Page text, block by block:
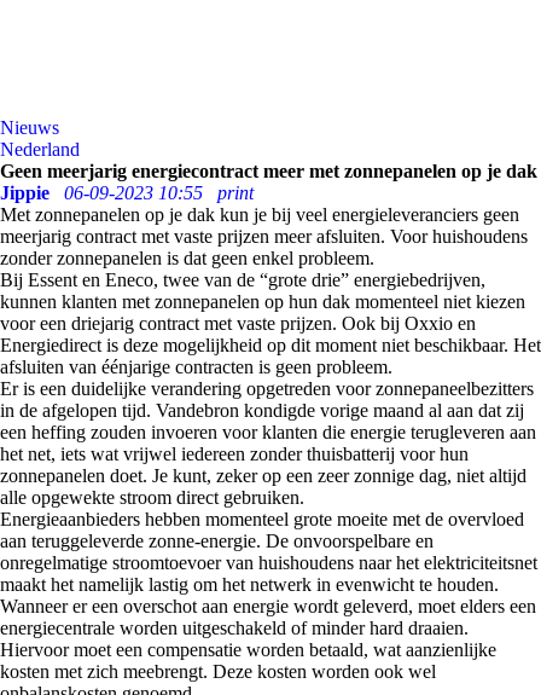
Nieuws
Nederland
Geen meerjarig energiecontract meer met zonnepanelen op je dak
Jippie
06-09-2023 10:55
print
Met zonnepanelen op je dak kun je bij veel energieleveranciers geen
meerjarig contract met vaste prijzen meer afsluiten. Voor huishoudens
zonder zonnepanelen is dat geen enkel probleem.
Bij Essent en Eneco, twee van de “grote drie” energiebedrijven,
kunnen klanten met zonnepanelen op hun dak momenteel niet kiezen
voor een driejarig contract met vaste prijzen. Ook bij Oxxio en
Energiedirect is deze mogelijkheid op dit moment niet beschikbaar. Het
afsluiten van éénjarige contracten is geen probleem.
Er is een duidelijke verandering opgetreden voor zonnepaneelbezitters
in de afgelopen tijd. Vandebron kondigde vorige maand al aan dat zij
een heffing zouden invoeren voor klanten die energie terugleveren aan
het net, iets wat vrijwel iedereen zonder thuisbatterij voor hun
zonnepanelen doet. Je kunt, zeker op een zeer zonnige dag, niet altijd
alle opgewekte stroom direct gebruiken.
Energieaanbieders hebben momenteel grote moeite met de overvloed
aan teruggeleverde zonne-energie. De onvoorspelbare en
onregelmatige stroomtoevoer van huishoudens naar het elektriciteitsnet
maakt het namelijk lastig om het netwerk in evenwicht te houden.
Wanneer er een overschot aan energie wordt geleverd, moet elders een
energiecentrale worden uitgeschakeld of minder hard draaien.
Hiervoor moet een compensatie worden betaald, wat aanzienlijke
kosten met zich meebrengt. Deze kosten worden ook wel